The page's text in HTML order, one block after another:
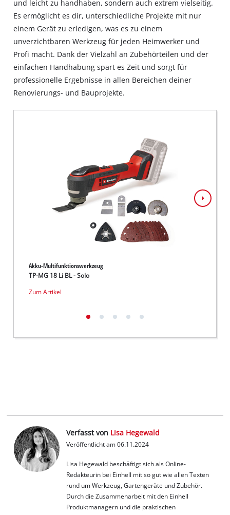
und leicht zu handhaben, sondern auch extrem vielseitig.
Es ermöglicht es dir, unterschiedliche Projekte mit nur
einem Gerät zu erledigen, was es zu einem
unverzichtbaren Werkzeug für jeden Heimwerker und
Profi macht. Dank der Vielzahl an Zubehörteilen und der
einfachen Handhabung spart es Zeit und sorgt für
professionelle Ergebnisse in allen Bereichen deiner
Renovierungs- und Bauprojekte.
Akku-Multifunktionswerkzeug
TP-MG 18 Li BL - Solo
Zum Artikel
Verfasst von Lisa Hegewald
Veröffentlicht am 06.11.2024
Lisa Hegewald beschäftigt sich als Online-
Redakteurin bei Einhell mit so gut wie allen Texten
rund um Werkzeug, Gartengeräte und Zubehör.
Durch die Zusammenarbeit mit den Einhell
Produktmanagern und die praktischen